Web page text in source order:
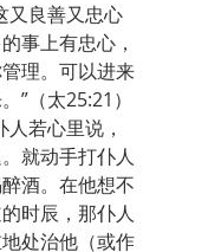
又良善又忠心
事上有忠心，
理。可以进来
”（太25:21）
若心里说，
就动手打仆人
酒。在他想不
时辰，那仆人
处治他（或作